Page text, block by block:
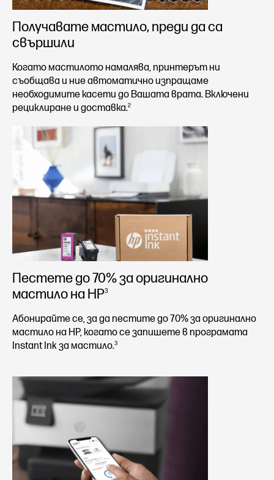
Получавате мастило, преди да са
свършили
Когато мастилото намалява, принтерът ни
съобщава и ние автоматично изпращаме
необходимите касети до Вашата врата. Включени
рециклиране и доставка.2
Пестете до 70% за оригинално
мастило на HP3
Абонирайте се, за да пестите до 70% за оригинално
мастило на HP, когато се запишете в програмата
Instant Ink за мастило.3